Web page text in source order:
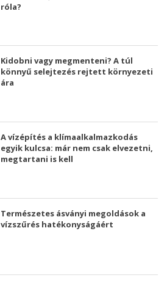
róla?
Kidobni vagy megmenteni? A túl
könnyű selejtezés rejtett környezeti
ára
A vízépítés a klímaalkalmazkodás
egyik kulcsa: már nem csak elvezetni,
megtartani is kell
Természetes ásványi megoldások a
vízszűrés hatékonyságáért